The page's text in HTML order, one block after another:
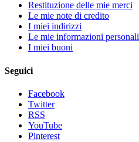
Restituzione delle mie merci
Le mie note di credito
I miei indirizzi
Le mie informazioni personali
I miei buoni
Seguici
Facebook
Twitter
RSS
YouTube
Pinterest